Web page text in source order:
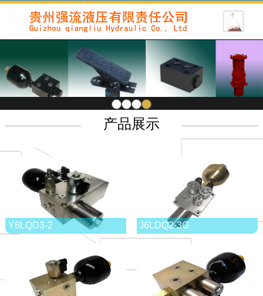
产品展示
Y8LQD3-2 J6LDQ2-3G